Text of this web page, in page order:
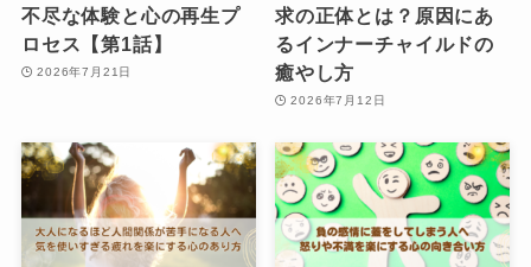
不尽な体験と心の再生プ
ロセス【第1話】
2026年7月21日
求の正体とは？原因にあ
るインナーチャイルドの
癒やし方
2026年7月12日